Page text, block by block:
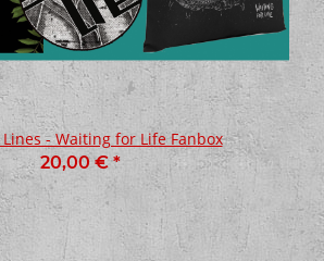
- Waiting for Life Fanbox
20,00 €*